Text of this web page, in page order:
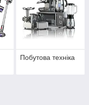
Побутова техніка